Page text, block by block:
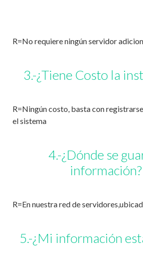
R=No requiere ningún servidor
3.-¿Tiene Costo la
R=Ningún costo, basta con
el sistema
4.-¿Dónde se
información?
R=En nuestra red de
5.-¿Mi información